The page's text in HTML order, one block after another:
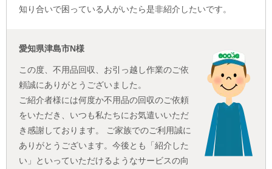
知り合いで困っている人がいたら是非紹介したいです。
愛知県津島市N様
この度、不用品回収、お引っ越し作業のご依
頼誠にありがとうございました。
ご紹介者様には何度か不用品の回収のご依頼
をいただき、いつも私たちにお気遣いいただ
き感謝しております。 ご家族でのご利用誠に
ありがとうございます。今後とも「紹介した
い」といっていただけるようなサービスの向